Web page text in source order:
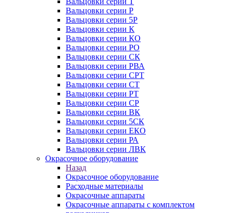
Вальцовки серии Р
Вальцовки серии 5Р
Вальцовки серии К
Вальцовки серии КО
Вальцовки серии РО
Вальцовки серии СК
Вальцовки серии РВА
Вальцовки серии СРТ
Вальцовки серии СТ
Вальцовки серии РТ
Вальцовки серии СР
Вальцовки серии ВК
Вальцовки серии 5СК
Вальцовки серии ЕКО
Вальцовки серии РА
Вальцовки серии ЛВК
Окрасочное оборудование
Назад
Окрасочное оборудование
Расходные материалы
Окрасочные аппараты
Окрасочные аппараты с комплектом